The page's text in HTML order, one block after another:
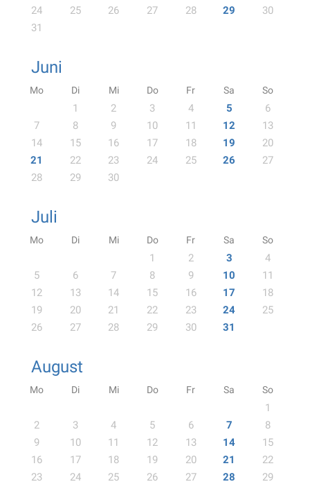
24
25 26 27 28 29
30
31
Juni
Mo Di Mi Do Fr Sa So
1 2 3 4 5
6
7
8 9 10 11 12
13
14
15 16 17 18 19
20
21
22 23 24 25 26
27
28
29 30
Juli
Mo Di Mi Do Fr Sa So
1 2 3
4
5
6 7 8 9 10
11
12
13 14 15 16 17
18
19
20 21 22 23 24
25
26
27 28 29 30 31
August
Mo Di Mi Do Fr Sa So
1
2
3 4 5 6 7
8
9
10 11 12 13 14
15
16
17 18 19 20 21
22
23
24 25 26 27 28
29